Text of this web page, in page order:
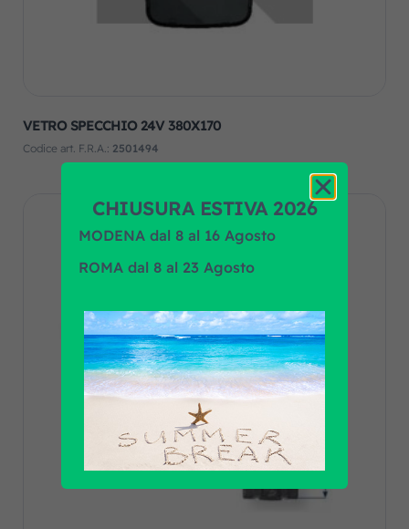
VETRO SPECCHIO 24V 380X170
Codice art. F.R.A.: 2501494
CHIUSURA ESTIVA 2026
MODENA dal 8 al 16 Agosto
ROMA dal 8 al 23 Agosto